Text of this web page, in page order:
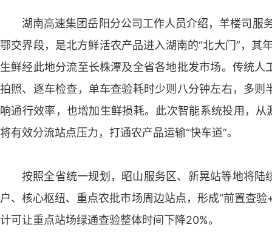
湖南高速集团岳阳分公司工作人员介绍，羊楼司服
鄂交界段，是北方鲜活农产品进入湖南的“北大门”，其
生鲜经此地分流至长株潭及全省各地批发市场。传统
拍照、逐车检查，单车查验耗时少则八分钟左右，多
响通行效率，也增加生鲜损耗。此次智能系统投用，
将有效分流站点压力，打通农产品运输“快车道”。
按照全省统一规划，昭山服务区、新晃站等地将
户、核心枢纽、重点农批市场周边站点，形成“前置查
计可让重点站场绿通查验整体时间下降20%。